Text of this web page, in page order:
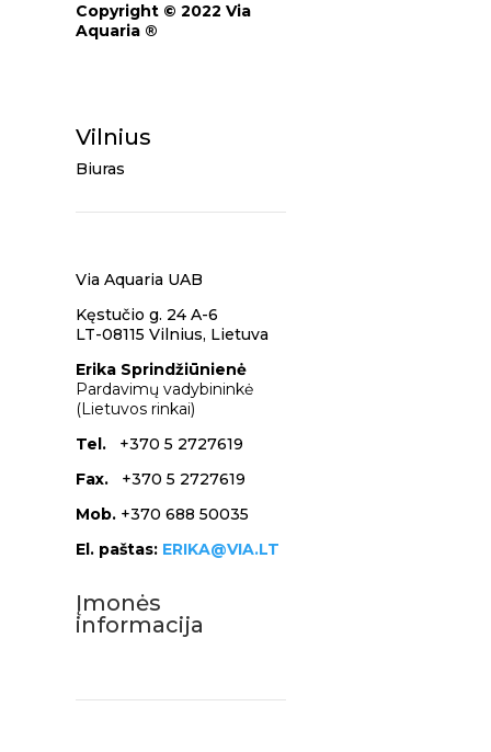
Copyright © 2022 Via
Aquaria ®
Vilnius
Biuras
Via Aquaria UAB
Kęstučio g. 24 A-6
LT-08115 Vilnius, Lietuva
Erika Sprindžiūnienė
Pardavimų vadybininkė
(Lietuvos rinkai)
Tel.+370 5 2727619
Fax. +370 5 2727619
Mob.+370 688 50035
El. paštas: ERIKA@VIA.LT
Įmonės
informacija